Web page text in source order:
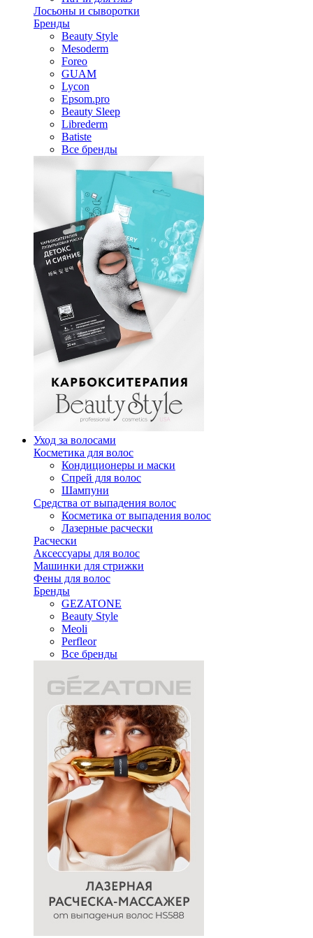
Лосьоны и сыворотки
Бренды
Beauty Style
Mesoderm
Foreo
GUAM
Lycon
Epsom.pro
Beauty Sleep
Librederm
Batiste
Все бренды
Уход за волосами
Косметика для волос
Кондиционеры и маски
Спрей для волос
Шампуни
Средства от выпадения волос
Косметика от выпадения волос
Лазерные расчески
Расчески
Аксессуары для волос
Машинки для стрижки
Фены для волос
Бренды
GEZATONE
Beauty Style
Meoli
Perfleor
Все бренды